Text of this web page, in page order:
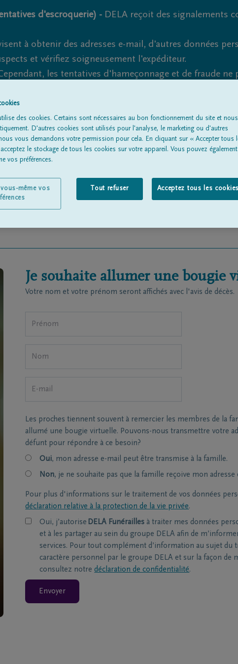
d'escroquerie) - DELA reçoit des signalements
à obtenir des adresses e-mail, d'autres données
et vérifiez soigneusement l'expéditeur.
les tentatives d'hameçonnage et de fraude
Tous les avis de décèsÀ propos de nousEntrepreneur de
Je souhaite allumer une bougie
Votre nom et votre prénom seront affichés avec l'avis de décès.
Les proches tiennent souvent à remercier les membres de la
allumé une bougie virtuelle. Pouvons-nous transmettre votre
défunt pour répondre à ce besoin?
Oui, mon adresse e-mail peut être transmise à la famille.
Non, je ne souhaite pas que la famille reçoive mon adresse
Pour plus d'informations sur le traitement de vos données
déclaration relative à la protection de la vie privée.
Oui, j’autorise DELA Funérailles à traiter mes données
et à les partager au sein du groupe DELA afin de
services. Pour tout complément d’information au sujet du
caractère personnel par le groupe DELA et sur la façon de
consultez notredéclaration de confidentialité.
Envoyer
des cookies. Certains sont nécessaires au bon fonctionnement du site et
D'autres cookies sont utilisés pour l'analyse, le marketing ou d'autres
vous demandons votre permission pour cela. En cliquant sur « Accepter tous
le stockage de tous les cookies sur votre appareil. Vous pouvez également
vos préférences.
Tout refuser Acceptez tous les cookies
même vos